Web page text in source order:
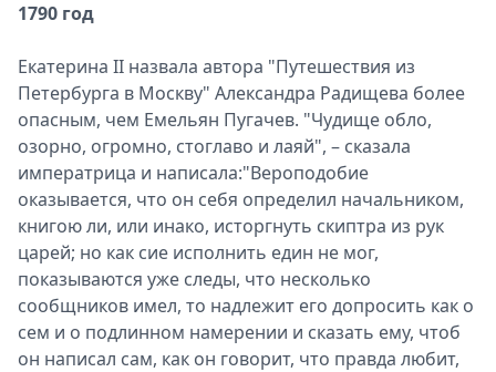
1790 год
Екатерина II назвала автора "Путешествия из
Петербурга в Москву" Александра Радищева более
опасным, чем Емельян Пугачев. "Чудище обло,
озорно, огромно, стоглаво и лаяй", – сказала
императрица и написала:"Вероподобие
оказывается, что он себя определил начальником,
книгою ли, или инако, исторгнуть скиптра из рук
царей; но как сие исполнить един не мог,
показываются уже следы, что несколько
сообщников имел, то надлежит его допросить как о
сем и о подлинном намерении и сказать ему, чтоб
он написал сам, как он говорит, что правда любит,